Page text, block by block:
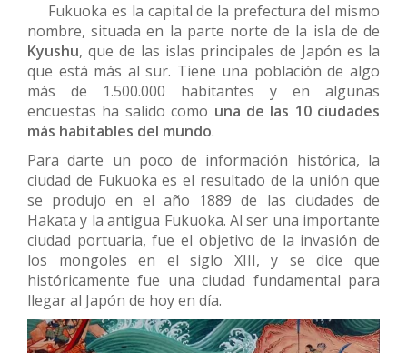
Fukuoka es la capital de la prefectura del mismo
nombre, situada en la parte norte de la isla de de
Kyushu, que de las islas principales de Japón es la
que está más al sur. Tiene una población de algo
más de 1.500.000 habitantes y en algunas
encuestas ha salido como una de las 10 ciudades
más habitables del mundo.
Para darte un poco de información histórica, la
ciudad de Fukuoka es el resultado de la unión que
se produjo en el año 1889 de las ciudades de
Hakata y la antigua Fukuoka. Al ser una importante
ciudad portuaria, fue el objetivo de la invasión de
los mongoles en el siglo XIII, y se dice que
históricamente fue una ciudad fundamental para
llegar al Japón de hoy en día.